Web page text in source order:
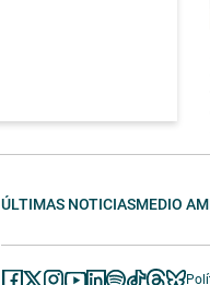
ÚLTIMAS NOTICIASMEDIO